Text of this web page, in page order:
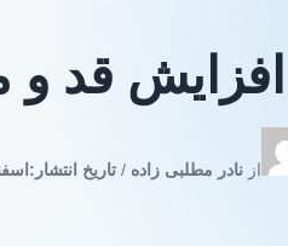
قد و
از نادر مطلبی زاده/تاریخ انتشار:اسفند